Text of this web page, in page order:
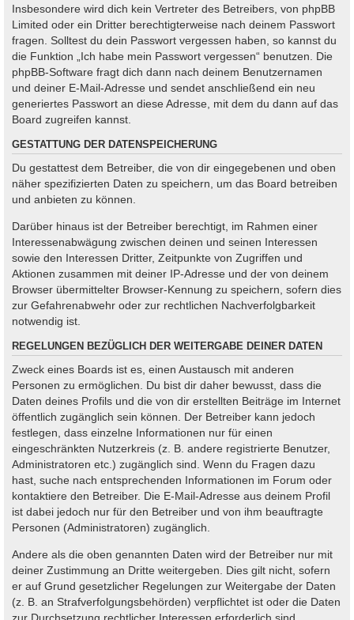
Insbesondere wird dich kein Vertreter des Betreibers, von phpBB
Limited oder ein Dritter berechtigterweise nach deinem Passwort
fragen. Solltest du dein Passwort vergessen haben, so kannst du
die Funktion „Ich habe mein Passwort vergessen“ benutzen. Die
phpBB-Software fragt dich dann nach deinem Benutzernamen
und deiner E-Mail-Adresse und sendet anschließend ein neu
generiertes Passwort an diese Adresse, mit dem du dann auf das
Board zugreifen kannst.
GESTATTUNG DER DATENSPEICHERUNG
Du gestattest dem Betreiber, die von dir eingegebenen und oben
näher spezifizierten Daten zu speichern, um das Board betreiben
und anbieten zu können.
Darüber hinaus ist der Betreiber berechtigt, im Rahmen einer
Interessenabwägung zwischen deinen und seinen Interessen
sowie den Interessen Dritter, Zeitpunkte von Zugriffen und
Aktionen zusammen mit deiner IP-Adresse und der von deinem
Browser übermittelter Browser-Kennung zu speichern, sofern dies
zur Gefahrenabwehr oder zur rechtlichen Nachverfolgbarkeit
notwendig ist.
REGELUNGEN BEZÜGLICH DER WEITERGABE DEINER DATEN
Zweck eines Boards ist es, einen Austausch mit anderen
Personen zu ermöglichen. Du bist dir daher bewusst, dass die
Daten deines Profils und die von dir erstellten Beiträge im Internet
öffentlich zugänglich sein können. Der Betreiber kann jedoch
festlegen, dass einzelne Informationen nur für einen
eingeschränkten Nutzerkreis (z. B. andere registrierte Benutzer,
Administratoren etc.) zugänglich sind. Wenn du Fragen dazu
hast, suche nach entsprechenden Informationen im Forum oder
kontaktiere den Betreiber. Die E-Mail-Adresse aus deinem Profil
ist dabei jedoch nur für den Betreiber und von ihm beauftragte
Personen (Administratoren) zugänglich.
Andere als die oben genannten Daten wird der Betreiber nur mit
deiner Zustimmung an Dritte weitergeben. Dies gilt nicht, sofern
er auf Grund gesetzlicher Regelungen zur Weitergabe der Daten
(z. B. an Strafverfolgungsbehörden) verpflichtet ist oder die Daten